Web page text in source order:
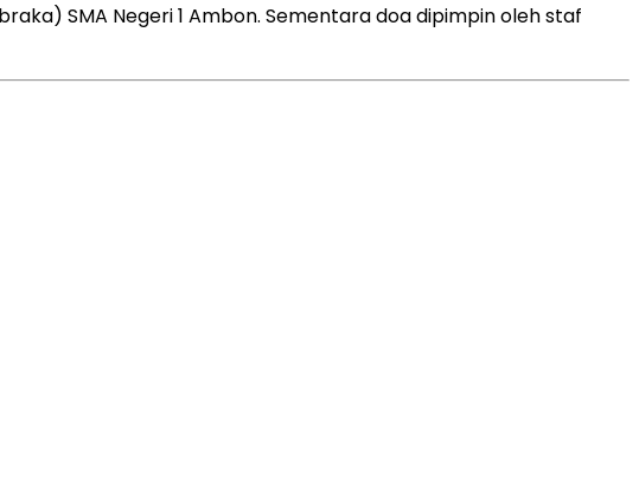
SMA Negeri 1 Ambon. Sementara doa dipimpin oleh staf